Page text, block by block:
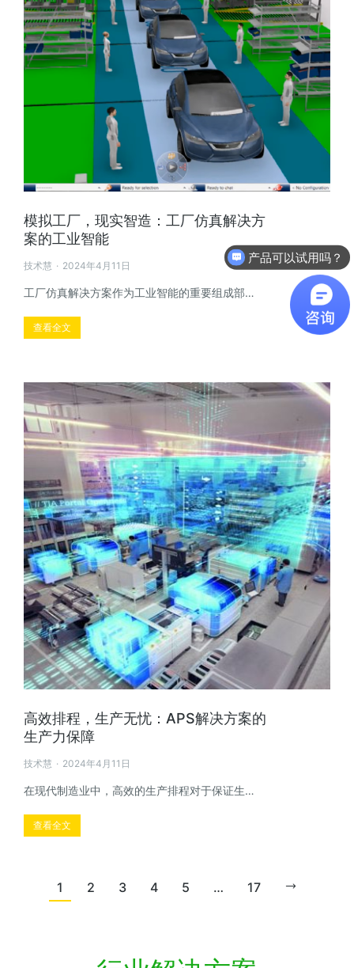
模拟工厂，现实智造：工厂仿真解决方
案的工业智能
技术慧 2024年4月11日
工厂仿真解决方案作为工业智能的重要组成部…
查看全文
高效排程，生产无忧：APS解决方案的
生产力保障
技术慧 2024年4月11日
在现代制造业中，高效的生产排程对于保证生…
查看全文
1 2 3 4 5 … 17
软件有折扣吗？